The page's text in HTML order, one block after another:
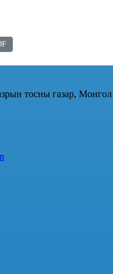
тосны газар,